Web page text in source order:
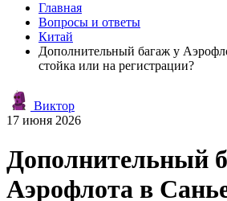
Главная
Вопросы и ответы
Китай
Дополнительный багаж у
стойка или на регистрации?
Виктор
17 июня 2026
Дополнительный
Аэрофлота в